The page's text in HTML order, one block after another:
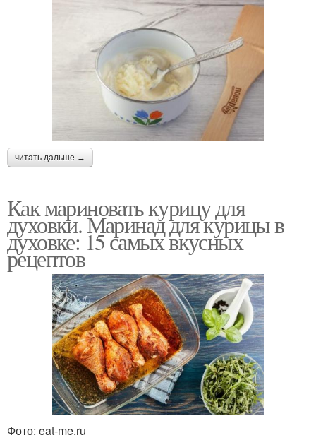
Курица в сливочно-
чесночном соусе
Бархатная курица
Курица с болгарским
Курица с капустой
Курица в медово-
горчичном соусе
Курица в сливочном
соусе
Курица в майонезе Курица с баклажанами
Курица с яблоками
Курица перед
читать дальше →
Как мариновать курицу для
духовки. Маринад для курицы в
духовке: 15 самых вкусных
рецептов
Фото: eat-me.ru